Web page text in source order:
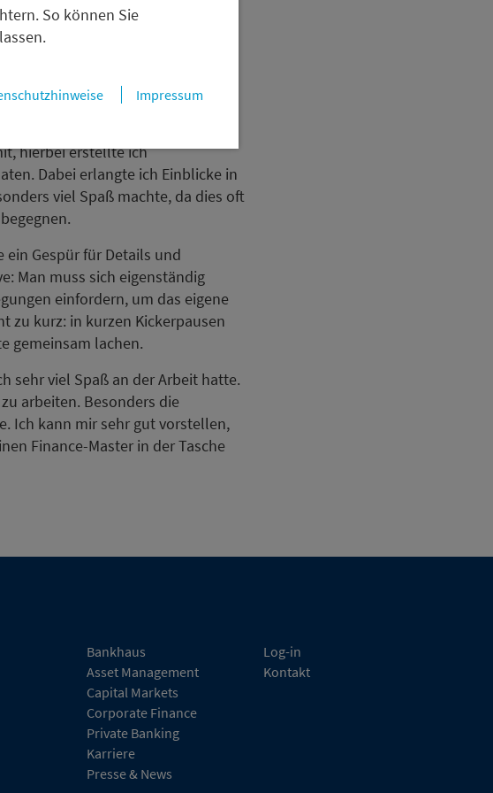
So können Sie
Impressum
stets offen für Fragen oder
Neben der
den Umgang mit
für Berechnungen und
bereitete Pitch- und
hierbei erstellte ich
Dabei erlangte ich Einblicke in
viel Spaß machte, da dies oft
Gespür für Details und
Man muss sich eigenständig
einfordern, um das eigene
zu kurz: in kurzen Kickerpausen
gemeinsam lachen.
sehr viel Spaß an der Arbeit hatte.
arbeiten. Besonders die
Ich kann mir sehr gut vorstellen,
Finance-Master in der Tasche
Bankhaus
Asset Management
Capital Markets
Corporate Finance
Private Banking
Karriere
Presse & News
Log-in
Kontakt